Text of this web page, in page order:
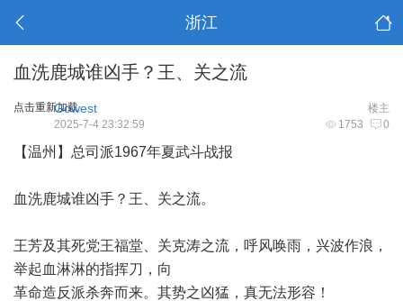
浙江
血洗鹿城谁凶手？王、关之流
点击重新加载 楼主
Gowest
1753 0
2025-7-4 23:32:59
【温州】总司派1967年夏武斗战报
血洗鹿城谁凶手？王、关之流。
王芳及其死党王福堂、关克涛之流，呼风唤雨，兴波作浪，
举起血淋淋的指挥刀，向
革命造反派杀奔而来。其势之凶猛，真无法形容！